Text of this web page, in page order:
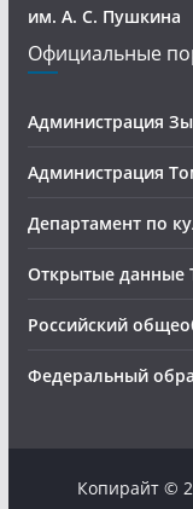
им. А. С. Пушкина
Официальные
Администрация
Администрация
Департамент по
Открытые данные
Российский
Федеральный
Копирайт ©